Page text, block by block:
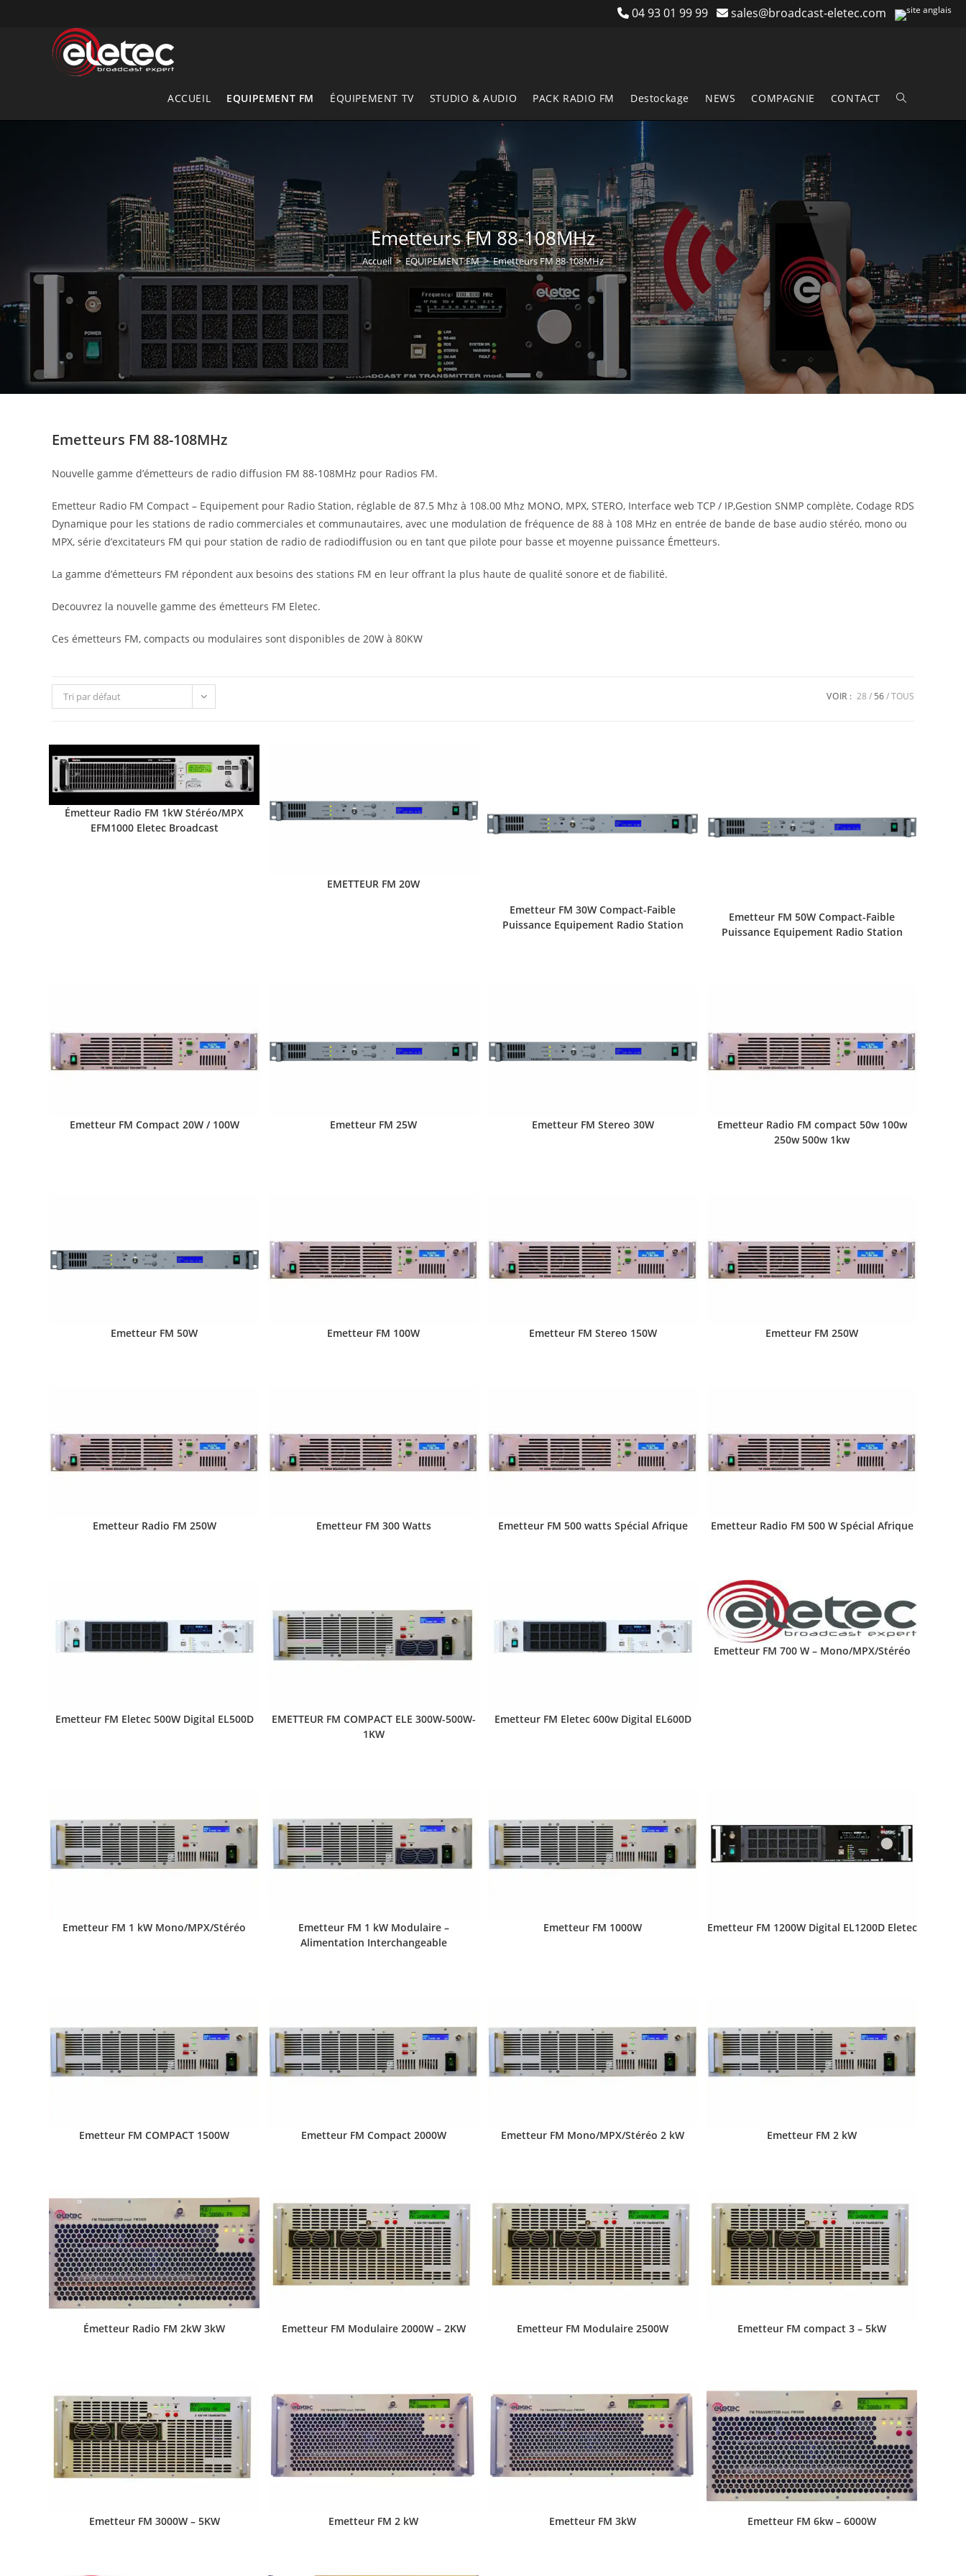
04 93 01 99 99 sales@broadcast-eletec.com
ACCUEIL EQUIPEMENT FM ÉQUIPEMENT TV STUDIO & AUDIO PACK RADIO FM Destockage NEWS COMPAGNIE CONTACT Toggle
Emetteurs FM 88-108MHz
Accueil > EQUIPEMENT FM > Emetteurs FM 88-108MHz
Emetteurs FM 88-108MHz
Nouvelle gamme d’émetteurs de radio diffusion FM 88-108MHz pour Radios FM.
Emetteur Radio FM Compact – Equipement pour Radio Station, réglable de 87.5 Mhz à 108.00 Mhz MONO, MPX, STERO, Interface web TCP / IP,Gestion SNMP complète, Codage RDS
Dynamique pour les stations de radio commerciales et communautaires, avec une modulation de fréquence de 88 à 108 MHz en entrée de bande de base audio stéréo, mono ou
MPX, série d’excitateurs FM qui pour station de radio de radiodiffusion ou en tant que pilote pour basse et moyenne puissance Émetteurs.
La gamme d’émetteurs FM répondent aux besoins des stations FM en leur offrant la plus haute de qualité sonore et de fiabilité.
Decouvrez la nouvelle gamme des émetteurs FM Eletec.
Ces émetteurs FM, compacts ou modulaires sont disponibles de 20W à 80KW
Tri par défaut VOIR : 28 56 TOUS
Émetteur Radio FM 1kW Stéréo/MPX
EFM1000 Eletec Broadcast
EMETTEUR FM 20W
Emetteur FM 30W Compact-Faible
Puissance Equipement Radio Station
Emetteur FM 50W Compact-Faible
Puissance Equipement Radio Station
Emetteur FM Compact 20W / 100W Emetteur FM 25W Emetteur FM Stereo 30W
Emetteur Radio FM compact 50w 100w
250w 500w 1kw
Emetteur FM 50W Emetteur FM 100W Emetteur FM Stereo 150W Emetteur FM 250W
Emetteur Radio FM 250W Emetteur FM 300 Watts Emetteur FM 500 watts Spécial Afrique Emetteur Radio FM 500 W Spécial Afrique
Emetteur FM Eletec 500W Digital EL500D
EMETTEUR FM COMPACT ELE 300W-500W-
1KW
Emetteur FM Eletec 600w Digital EL600D
Emetteur FM 700 W – Mono/MPX/Stéréo
Emetteur FM 1 kW Mono/MPX/Stéréo
Emetteur FM 1 kW Modulaire –
Alimentation Interchangeable
Emetteur FM 1000W Emetteur FM 1200W Digital EL1200D Eletec
Emetteur FM COMPACT 1500W Emetteur FM Compact 2000W Emetteur FM Mono/MPX/Stéréo 2 kW Emetteur FM 2 kW
Émetteur Radio FM 2kW 3kW Emetteur FM Modulaire 2000W – 2KW Emetteur FM Modulaire 2500W Emetteur FM compact 3 – 5kW
Emetteur FM 3000W – 5KW Emetteur FM 2 kW Emetteur FM 3kW Emetteur FM 6kw – 6000W